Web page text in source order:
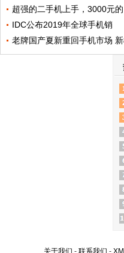
超强的二手机上手，3000元的
IDC公布2019年全球手机销
老牌国产夏新重回手机市场